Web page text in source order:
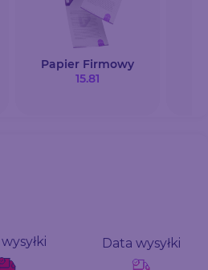
Papier Firmowy
15.81
Data wysyłki